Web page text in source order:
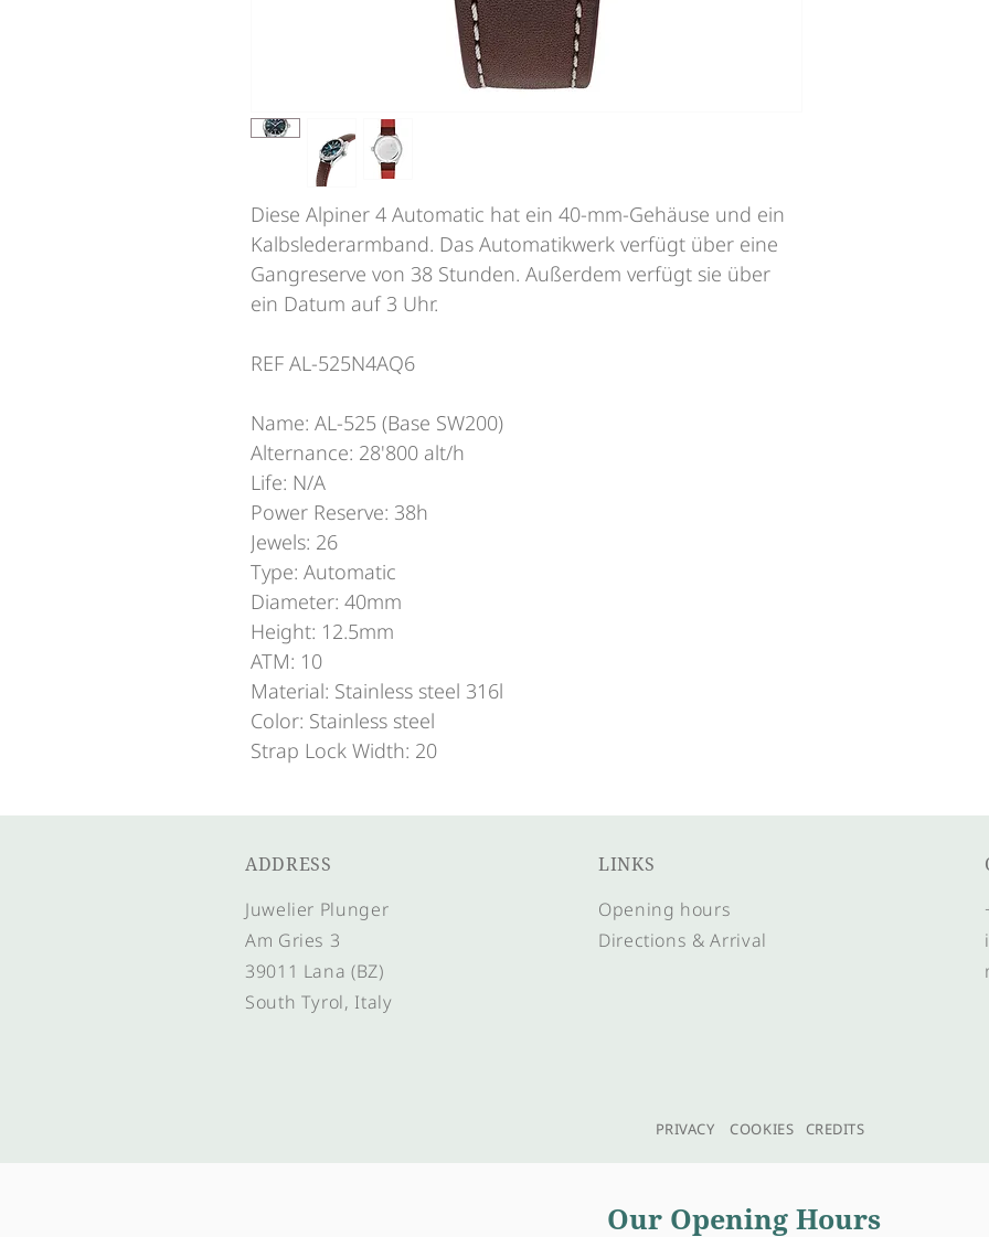
Diese Alpiner 4 Automatic hat ein 40-mm-Gehäuse und ein
Kalbslederarmband. Das Automatikwerk verfügt über eine
Gangreserve von 38 Stunden. Außerdem verfügt sie über
ein Datum auf 3 Uhr.
REF AL-525N4AQ6
Name: AL-525 (Base SW200)
Alternance: 28'800 alt/h
Life: N/A
Power Reserve: 38h
Jewels: 26
Type: Automatic
Diameter: 40mm
Height: 12.5mm
ATM: 10
Material: Stainless steel 316l
Color: Stainless steel
Strap Lock Width: 20
ADDRESS
Juwelier Plunger
Am Gries 3
39011 Lana (BZ)
South Tyrol, Italy
LINKS
Opening hours
Directions & Arrival
PRIVACY COOKIES CREDITS
Our Opening Hours